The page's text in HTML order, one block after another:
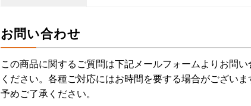
お問い合わせ
この商品に関するご質問は下記メールフォームよりお問い
ください。各種ご対応にはお時間を要する場合がございま
予めご了承ください。